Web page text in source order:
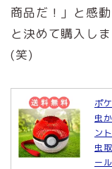
商品だ！」と感
と決めて購入し
(笑)
ポ
虫
ン
虫
ー